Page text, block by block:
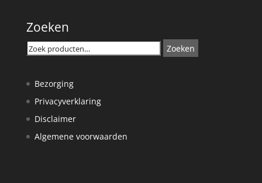
Zoeken
Zoeken
naar:
Zoeken
Bezorging
Privacyverklaring
Disclaimer
Algemene voorwaarden